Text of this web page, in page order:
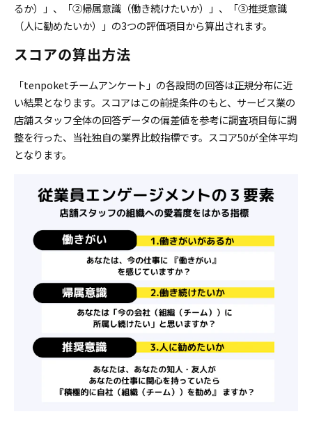
るか）」、「②帰属意識（働き続けたいか）」、「③推奨意識
（人に勧めたいか）」の3つの評価項目から算出されます。
スコアの算出方法
「tenpoketチームアンケート」の各設問の回答は正規分布に近
い結果となります。スコアはこの前提条件のもと、サービス業の
店舗スタッフ全体の回答データの偏差値を参考に調査項目毎に調
整を行った、当社独自の業界比較指標です。スコア50が全体平均
となります。